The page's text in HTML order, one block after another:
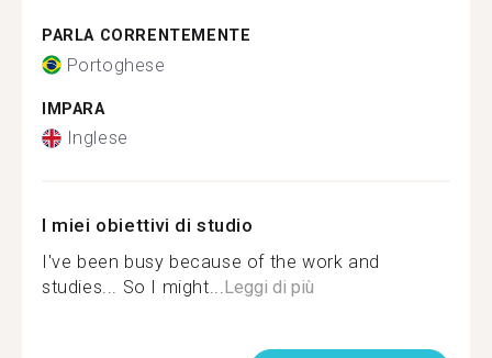
PARLA CORRENTEMENTE
Portoghese
IMPARA
Inglese
I miei obiettivi di studio
I've been busy because of the work and
studies... So I might...Leggi di più